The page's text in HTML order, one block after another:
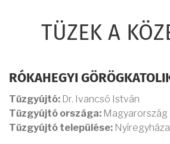
TÜZEK A
RÓKAHEGYI
Tűzgyújtó: Dr. Ivancsó István
Tűzgyújtó országa: Magyarország
Tűzgyújtó települése: Nyíregyháza